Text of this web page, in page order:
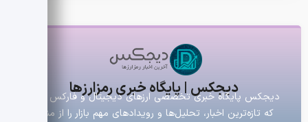
دیجکس | پایگاه خبری رمزارزها
دیجکس پایگاه خبری تخصصی ارزهای دیجیتال و فارکس است
که تازه‌ترین اخبار، تحلیل‌ها و رویدادهای مهم بازار را از منابع